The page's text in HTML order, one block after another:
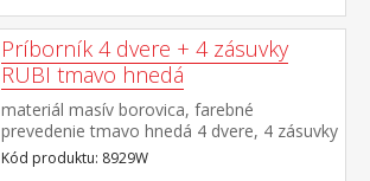
Príborník 4 dvere + 4 zásuvky
RUBI tmavo hnedá
materiál masív borovica, farebné
prevedenie tmavo hnedá 4 dvere, 4 zásuvky
s kovovými pojazdmi, 2 police
Kód produktu: 8929W